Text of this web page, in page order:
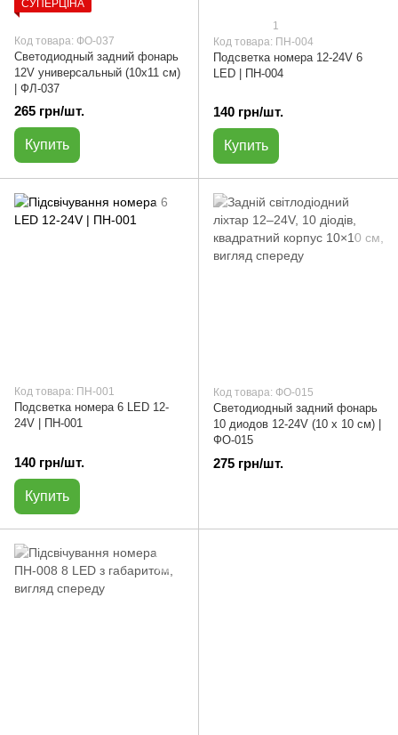
СУПЕРЦІНА
Код товара: ФО-037
Светодиодный задний фонарь
12V универсальный (10х11 см)
| ФЛ-037
265 грн/шт.
Купить
1
Код товара: ПН-004
Подсветка номера 12-24V 6
LED | ПН-004
140 грн/шт.
Купить
Код товара: ПН-001
Подсветка номера 6 LED 12-
24V | ПН-001
140 грн/шт.
Купить
Код товара: ФО-015
Светодиодный задний фонарь
10 диодов 12-24V (10 х 10 см) |
ФО-015
275 грн/шт.